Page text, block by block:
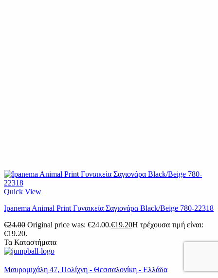
Quick View
Ipanema Animal Print Γυναικεία Σαγιονάρα Black/Beige 780-22318
€24.00 Original price was: €24.00.€19.20Η τρέχουσα τιμή είναι:
€19.20.
Τα Καταστήματα
Μαυρομιχάλη 47, Πολίχνη - Θεσσαλονίκη - Ελλάδα